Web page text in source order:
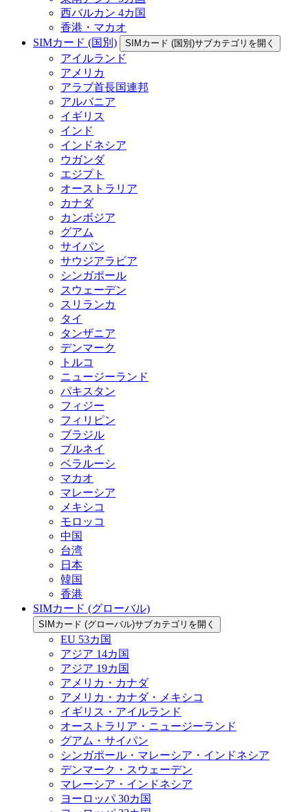
西バルカン 4カ国
香港・マカオ
SIMカード (国別)
SIMカード (国別)サブカテゴリを開く
アイルランド
アメリカ
アラブ首長国連邦
アルバニア
イギリス
インド
インドネシア
ウガンダ
エジプト
オーストラリア
カナダ
カンボジア
グアム
サイパン
サウジアラビア
シンガポール
スウェーデン
スリランカ
タイ
タンザニア
デンマーク
トルコ
ニュージーランド
パキスタン
フィジー
フィリピン
ブラジル
ブルネイ
ベラルーシ
マカオ
マレーシア
メキシコ
モロッコ
中国
台湾
日本
韓国
香港
SIMカード (グローバル)
SIMカード (グローバル)サブカテゴリを開く
EU 53カ国
アジア 14カ国
アジア 19カ国
アメリカ・カナダ
アメリカ・カナダ・メキシコ
イギリス・アイルランド
オーストラリア・ニュージーランド
グアム・サイパン
シンガポール・マレーシア・インドネシア
デンマーク・スウェーデン
マレーシア・インドネシア
ヨーロッパ 30カ国